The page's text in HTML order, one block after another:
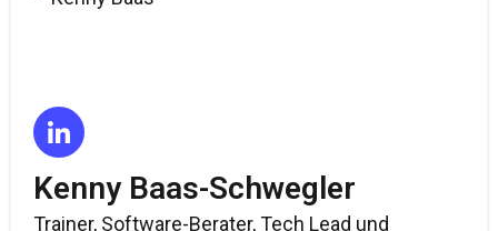
Kenny Baas-Schwegler
Trainer, Software-Berater, Tech Lead und